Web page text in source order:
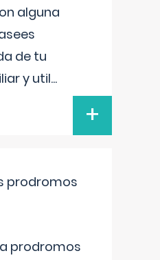
alguna
de tu
y util...
+
prodromos
prodromos